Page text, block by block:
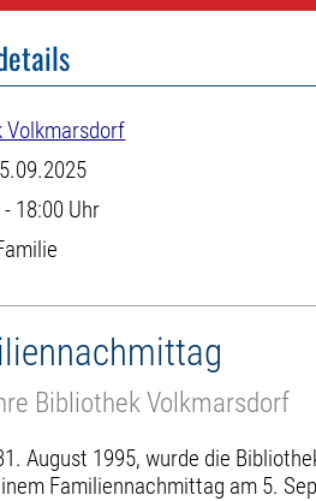
Volkmarsdorf
18:00 Uhr
Bibliothek Volkmarsdorf
August 1995, wurde die
Familiennachmittag am 5.